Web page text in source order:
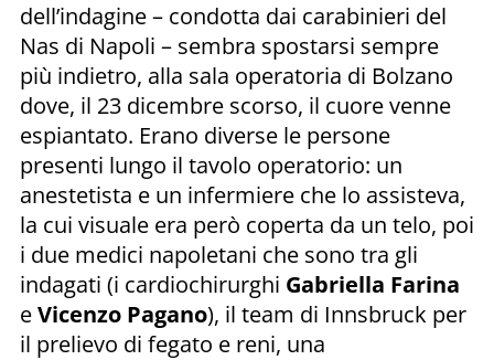
dell’indagine – condotta dai carabinieri del
Nas di Napoli – sembra spostarsi sempre
più indietro, alla sala operatoria di Bolzano
dove, il 23 dicembre scorso, il cuore venne
espiantato. Erano diverse le persone
presenti lungo il tavolo operatorio: un
anestetista e un infermiere che lo assisteva,
la cui visuale era però coperta da un telo, poi
i due medici napoletani che sono tra gli
indagati (i cardiochirurghi Gabriella Farina
eVicenzo Pagano), il team di Innsbruck per
il prelievo di fegato e reni, una